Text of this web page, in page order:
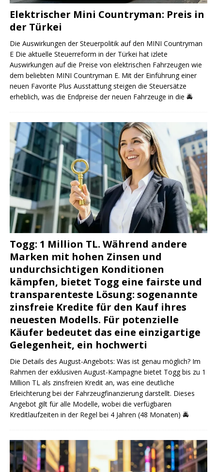
Elektrischer Mini Countryman: Preis in
der Türkei
Die Auswirkungen der Steuerpolitik auf den MINI Countryman
E Die aktuelle Steuerreform in der Türkei hat izlete
Auswirkungen auf die Preise von elektrischen Fahrzeugen wie
dem beliebten MINI Countryman E. Mit der Einführung einer
neuen Favorite Plus Ausstattung steigen die Steuersätze
erheblich, was die Endpreise der neuen Fahrzeuge in die 🚔
Togg: 1 Million TL. Während andere
Marken mit hohen Zinsen und
undurchsichtigen Konditionen
kämpfen, bietet Togg eine fairste und
transparenteste Lösung: sogenannte
zinsfreie Kredite für den Kauf ihres
neuesten Modells. Für potenzielle
Käufer bedeutet das eine einzigartige
Gelegenheit, ein hochwerti
Die Details des August-Angebots: Was ist genau möglich? Im
Rahmen der exklusiven August-Kampagne bietet Togg bis zu 1
Million TL als zinsfreien Kredit an, was eine deutliche
Erleichterung bei der Fahrzeugfinanzierung darstellt. Dieses
Angebot gilt für alle Modelle, wobei die verfügbaren
Kreditlaufzeiten in der Regel bei 4 Jahren (48 Monaten) 🚔